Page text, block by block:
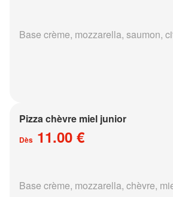
Base crème, mozzarella, saumon,
Pizza chèvre miel junior
Dès 11.00 €
Base crème, mozzarella, chèvre,